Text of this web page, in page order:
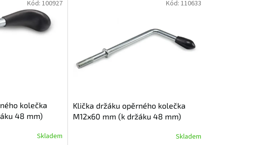
kolečka
48 mm)
Skladem
Kód: 100927
Klička držáku opěrného kolečka
M12x60 mm (k držáku 48 mm)
Skladem
Kód: 110633